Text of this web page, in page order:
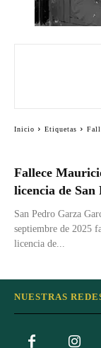
Fallece
licencia de San
San Pedro Garza
septiembre de 2025
licencia de...
Inicio Etiquetas
NUESTRAS